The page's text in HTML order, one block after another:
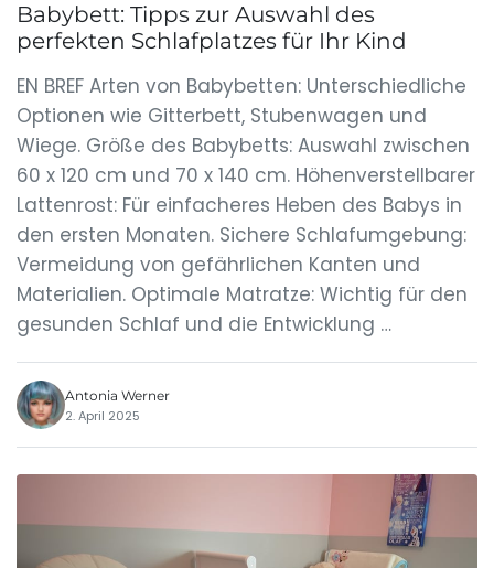
Babybett: Tipps zur Auswahl des
perfekten Schlafplatzes für Ihr Kind
EN BREF Arten von Babybetten: Unterschiedliche
Optionen wie Gitterbett, Stubenwagen und
Wiege. Größe des Babybetts: Auswahl zwischen
60 x 120 cm und 70 x 140 cm. Höhenverstellbarer
Lattenrost: Für einfacheres Heben des Babys in
den ersten Monaten. Sichere Schlafumgebung:
Vermeidung von gefährlichen Kanten und
Materialien. Optimale Matratze: Wichtig für den
gesunden Schlaf und die Entwicklung …
Antonia Werner
2. April 2025